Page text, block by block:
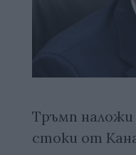
Тръмп наложи
стоки от